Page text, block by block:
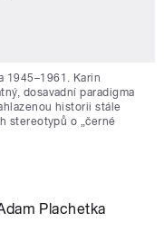
1945–1961. Karin
dosavadní paradigma
historii stále
stereotypů o „černé
Plachetka